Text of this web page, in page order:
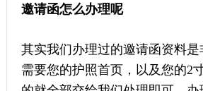
邀请函怎么办理呢
其实我们办理过的邀请函资料是
需要您的护照首页，以及您的2